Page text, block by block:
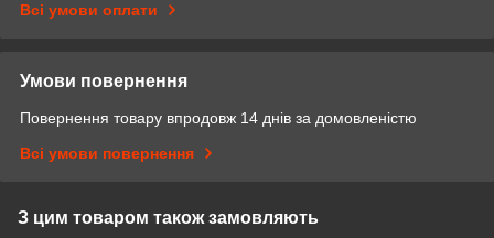
Всі умови оплати
Умови повернення
Повернення товару впродовж 14 днів за домовленістю
Всі умови повернення
З цим товаром також замовляють